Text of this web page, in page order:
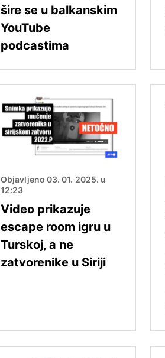
šire se u balkanskim
YouTube
podcastima
Objavljeno 03. 01. 2025. u
12:23
Video prikazuje
escape room igru u
Turskoj, a ne
zatvorenike u Siriji